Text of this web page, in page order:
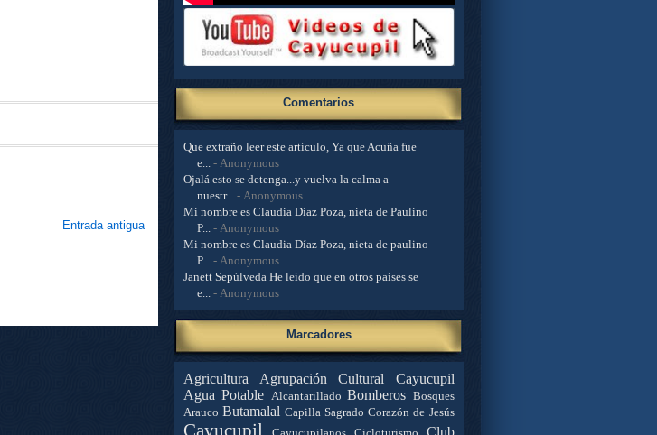
Entrada antigua
Comentarios
Que extraño leer este artículo, Ya que Acuña fue
e...- Anonymous
Ojalá esto se detenga...y vuelva la calma a
nuestr...- Anonymous
Mi nombre es Claudia Díaz Poza, nieta de Paulino
P...- Anonymous
Mi nombre es Claudia Díaz Poza, nieta de paulino
P...- Anonymous
Janett Sepúlveda He leído que en otros países se
e...- Anonymous
Marcadores
Agricultura
Agrupación Cultural Cayucupil
Agua Potable Alcantarillado Bomberos Bosques
Arauco Butamalal Capilla Sagrado Corazón de Jesús
Cayucupil
Club